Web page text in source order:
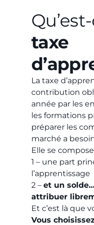
taxe
La taxe
contribution
année par les
les formations
préparer les
marché a
Elle se
1 – une part
l’apprentissage
2 –et un
attribuer
Et c’est là que
Vous